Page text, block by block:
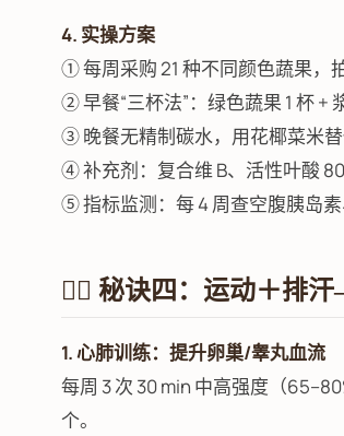
4. 实操方案
① 每周采购 21 种不同颜色蔬果，拍
② 早餐“三杯法”：绿色蔬果 1 杯 +
③ 晚餐无精制碳水，用花椰菜米替
④ 补充剂：复合维 B、活性叶酸
⑤ 指标监测：每 4 周查空腹胰岛素
🏃‍♀️ 秘诀四：运动＋排
1. 心肺训练：提升卵巢/睾丸血流
每周 3 次 30 min 中高强度（
个。